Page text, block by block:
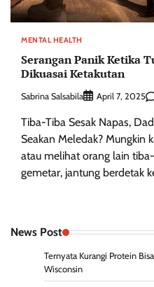
MENTAL HEALTH
Serangan Panik Ketika
Dikuasai Ketakutan
Sabrina Salsabila April 7, 2025
Tiba-Tiba Sesak Napas,
Seakan Meledak? Mungkin
atau melihat orang lain
gemetar, jantung berdetak
News Post
Ternyata Kurangi Protein
Wisconsin